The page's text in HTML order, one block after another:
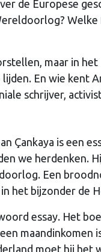
de Europese
maar in
En wie kent
schrijver,
Çankaya is een
we herdenken.
Een
het bijzonder de
essay. Het
maandinkomen
moet hij het